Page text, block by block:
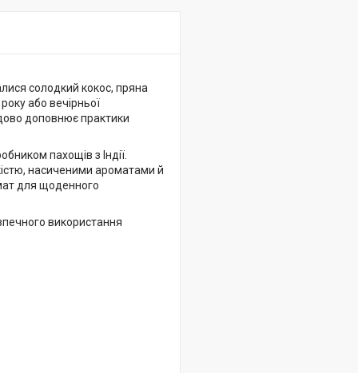
солодкий кокос, пряна
або вечірньої
доповнює практики
пахощів з Індії.
насиченими ароматами й
для щоденного
використання